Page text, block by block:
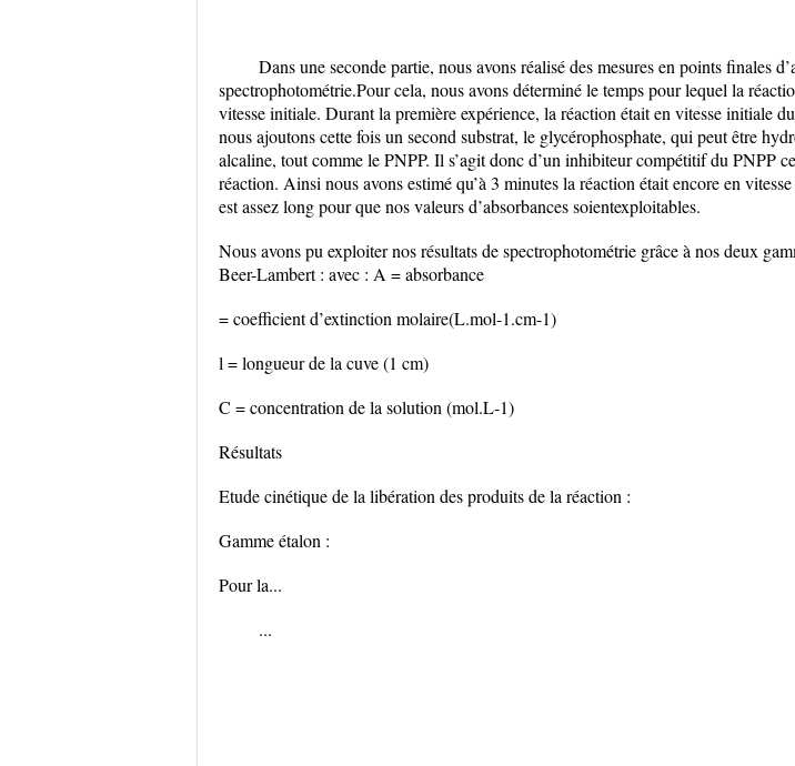
Dans une seconde partie, nous avons réalisé des mesures en points finales
spectrophotométrie.Pour cela, nous avons déterminé le temps pour lequel la
vitesse initiale. Durant la première expérience, la réaction était en vitesse initiale
nous ajoutons cette fois un second substrat, le glycérophosphate, qui peut être
alcaline, tout comme le PNPP. Il s’agit donc d’un inhibiteur compétitif du PNPP
réaction. Ainsi nous avons estimé qu’à 3 minutes la réaction était encore en
est assez long pour que nos valeurs d’absorbances soientexploitables.
Nous avons pu exploiter nos résultats de spectrophotométrie grâce à nos deux
Beer-Lambert : avec : A = absorbance
= coefficient d’extinction molaire(L.mol-1.cm-1)
l = longueur de la cuve (1 cm)
C = concentration de la solution (mol.L-1)
Résultats
Etude cinétique de la libération des produits de la réaction :
Gamme étalon :
Pour la...
...